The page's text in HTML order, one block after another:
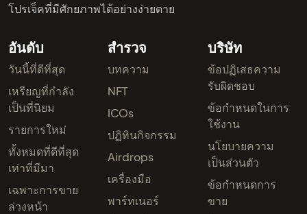
โปรเจ็คที่มีศักยภาพได้อย่างง่ายดาย
อันดับ
วันนี้ที่ดีที่สุด
เหรียญที่กำลัง
เป็นที่นิยม
รายการใหม่
ทั้งหมดที่ดีที่สุด
เท่าที่มีมา
เฉพาะการขาย
ล่วงหน้า
สำรวจ
บทความ
NFT
ICOs
ปฏิทินกิจกรรม
Airdrops
เครื่องมือ
พาร์ทเนอร์
บริษัท
ข้อปฏิเสธความ
รับผิดชอบ
ข้อกำหนดในการ
ใช้งาน
นโยบายความ
เป็นส่วนตัว
ข้อกำหนดการ
ขาย